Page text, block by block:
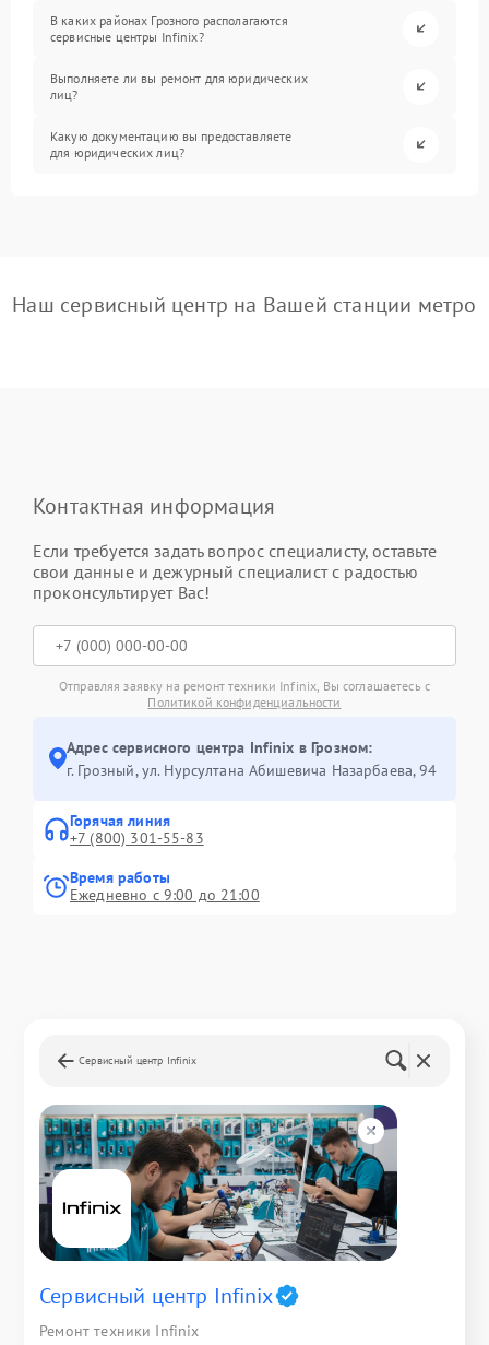
В каких районах Грозного располагаются
сервисные центры Infinix?
Выполняете ли вы ремонт для юридических
лиц?
Какую документацию вы предоставляете
для юридических лиц?
Наш сервисный центр на Вашей станции метро
Контактная информация
Если требуется задать вопрос специалисту, оставьте
свои данные и дежурный специалист с радостью
проконсультирует Вас!
Отправляя заявку на ремонт техники Infinix, Вы соглашаетесь с
Политикой конфиденциальности
Адрес сервисного центра Infinix в Грозном:
г. Грозный, ул. Нурсултана Абишевича Назарбаева, 94
Горячая линия
+7 (800) 301-55-83
Время работы
Ежедневно с 9:00 до 21:00
Сервисный центр Infinix
Сервисный центр Infinix
Ремонт техники Infinix